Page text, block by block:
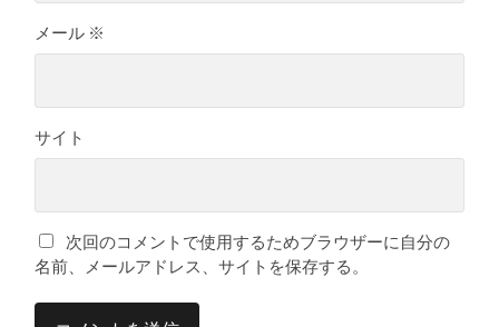
メール ※
サイト
次回のコメントで使用するためブラウザーに自分の
名前、メールアドレス、サイトを保存する。